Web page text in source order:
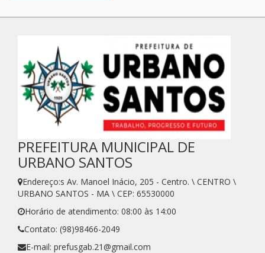
PREFEITURA MUNICIPAL DE
URBANO SANTOS
Endereço:s Av. Manoel Inácio, 205 - Centro. \ CENTRO \
URBANO SANTOS - MA \ CEP: 65530000
Horário de atendimento: 08:00 às 14:00
Contato: (98)98466-2049
E-mail: prefusgab.21@gmail.com